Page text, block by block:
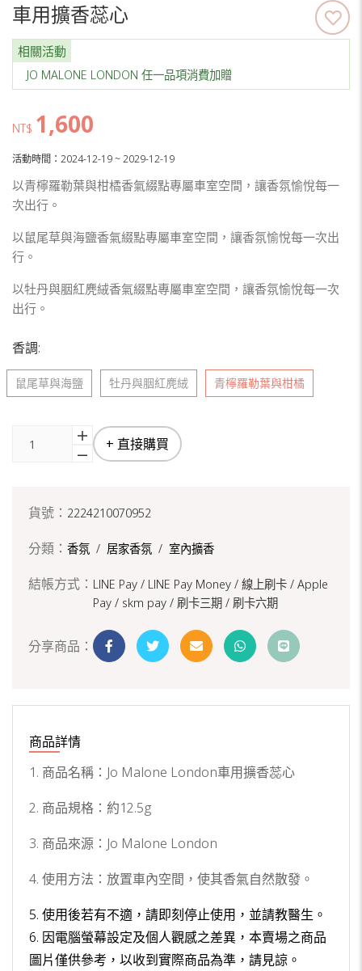
車用擴香蕊心
相關活動
JO MALONE LONDON 任一品項消費加贈
NT$ 1,600
活動時間：2024-12-19 ~ 2029-12-19
以青檸羅勒葉與柑橘香氣綴點專屬車室空間，讓香氛愉悅每一
次出行。
以鼠尾草與海鹽香氣綴點專屬車室空間，讓香氛愉悅每一次出
行。
以牡丹與胭紅麂絨香氣綴點專屬車室空間，讓香氛愉悅每一次
出行。
香調:
鼠尾草與海鹽 牡丹與胭紅麂絨 青檸羅勒葉與柑橘
+ 直接購買
貨號： 2224210070952
分類： 香氛 / 居家香氛 / 室內擴香
結帳方式： LINE Pay / LINE Pay Money / 線上刷卡 / Apple
Pay / skm pay / 刷卡三期 / 刷卡六期
分享商品：
商品詳情
1. 商品名稱：Jo Malone London車用擴香蕊心
2. 商品規格：約12.5g
3. 商品來源：Jo Malone London
4. 使用方法：放置車內空間，使其香氣自然散發。
5. 使用後若有不適，請即刻停止使用，並請教醫生。
6. 因電腦螢幕設定及個人觀感之差異，本賣場之商品
圖片僅供參考，以收到實際商品為準，請見諒。